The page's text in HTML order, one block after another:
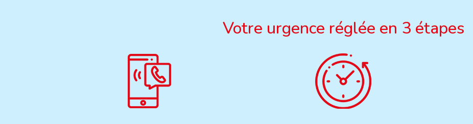
Votre urgence réglée en 3 étapes